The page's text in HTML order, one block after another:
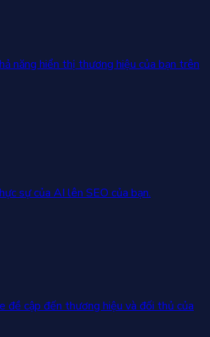
năng hiển thị thương hiệu của bạn trên
sự của AI lên SEO của bạn.
đề cập đến thương hiệu và đối thủ của